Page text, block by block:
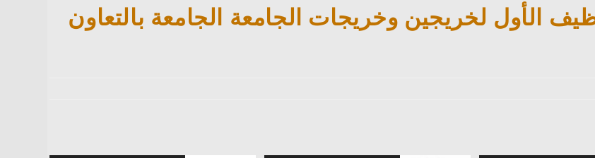
الأول لخريجين وخريجات الجامعة الجامعة بالتعاون